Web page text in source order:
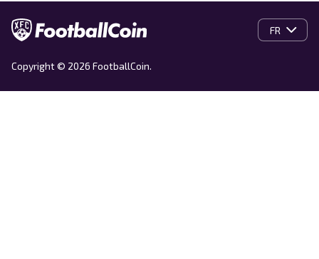
FR
Copyright © 2026 FootballCoin.